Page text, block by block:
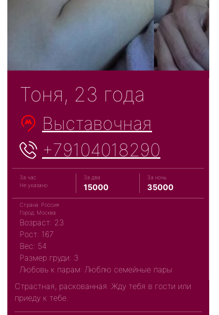
Тоня, 23 года
Выставочная
+79104018290
За час
Не указано
За два
15000
За ночь
35000
Страна: Россия
Город: Москва
Возраст: 23
Рост: 167
Вес: 54
Размер груди: 3
Любовь к парам: Люблю семейные пары
Страстная, раскованная .Жду тебя в гости или
приеду к тебе.